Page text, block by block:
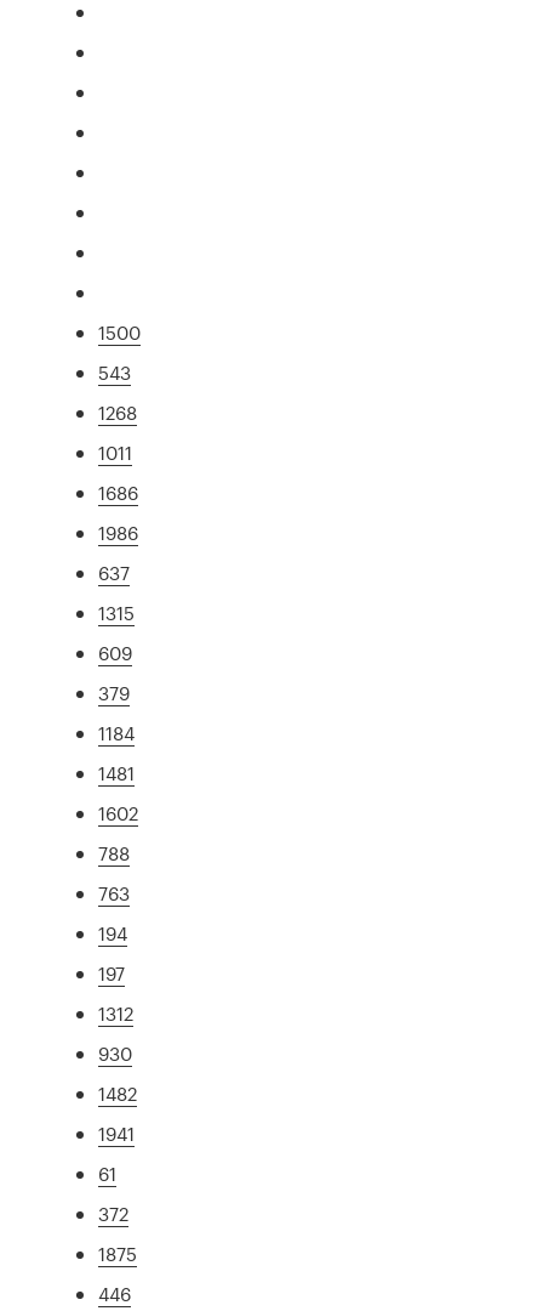
1500
543
1268
1011
1686
1986
637
1315
609
379
1184
1481
1602
788
763
194
197
1312
930
1482
1941
61
372
1875
446